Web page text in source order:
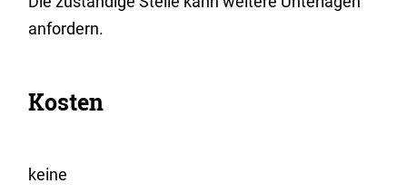
anfordern.
Kosten
keine